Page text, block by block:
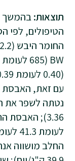
תוצאות:בהמשך
עם זאת, האבסת